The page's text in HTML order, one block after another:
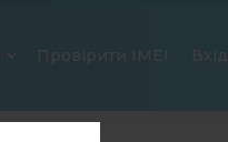
Провірити IMEI Вхід